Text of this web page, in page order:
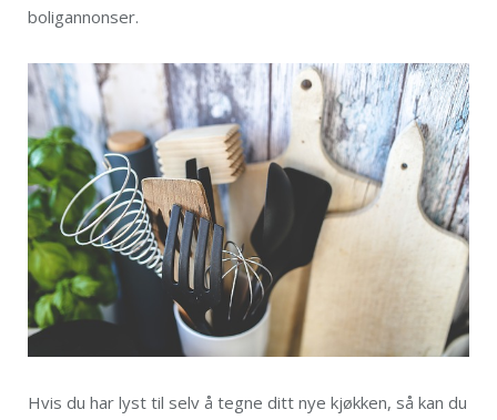
boligannonser.
Hvis du har lyst til selv å tegne ditt nye kjøkken, så kan du